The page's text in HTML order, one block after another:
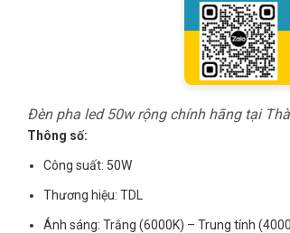
Đèn pha led 50w rộng chính hãng tại
Thông số:
Công suất: 50W
Thương hiệu: TDL
Ánh sáng: Trắng (6000K) – Trung tính